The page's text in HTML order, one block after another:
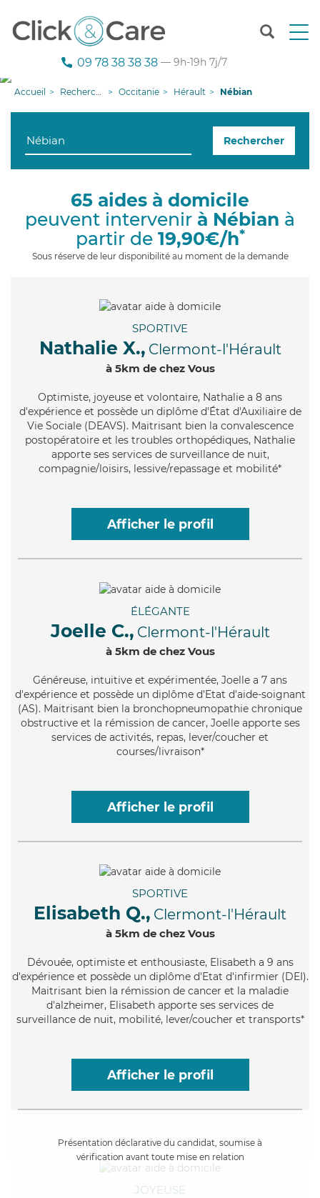
T
n
g
09 78 38 38 38 — 9h-19h 7j/7
Accueil Recherche aide à domicile Occitanie Hérault Nébian
Rechercher
65 aides à domicile
peuvent intervenir à Nébian à
partir de 19,90€/h*
Sous réserve de leur disponibilité au moment de la demande
SPORTIVE
Nathalie X., Clermont-l'Hérault
à 5km de chez Vous
Optimiste, joyeuse et volontaire, Nathalie a 8 ans
d'expérience et possède un diplôme d'État d'Auxiliaire de
Vie Sociale (DEAVS). Maitrisant bien la convalescence
postopératoire et les troubles orthopédiques, Nathalie
apporte ses services de surveillance de nuit,
compagnie/loisirs, lessive/repassage et mobilité*
Afficher le profil
ÉLÉGANTE
Joelle C., Clermont-l'Hérault
à 5km de chez Vous
Généreuse, intuitive et expérimentée, Joelle a 7 ans
d'expérience et possède un diplôme d'Etat d'aide-soignant
(AS). Maitrisant bien la bronchopneumopathie chronique
obstructive et la rémission de cancer, Joelle apporte ses
services de activités, repas, lever/coucher et
courses/livraison*
Afficher le profil
SPORTIVE
Elisabeth Q., Clermont-l'Hérault
à 5km de chez Vous
Dévouée, optimiste et enthousiaste, Elisabeth a 9 ans
d'expérience et possède un diplôme d'Etat d'infirmier (DEI).
Maitrisant bien la rémission de cancer et la maladie
d'alzheimer, Elisabeth apporte ses services de
surveillance de nuit, mobilité, lever/coucher et transports*
Afficher le profil
Présentation déclarative du candidat, soumise à
vérification avant toute mise en relation
JOYEUSE